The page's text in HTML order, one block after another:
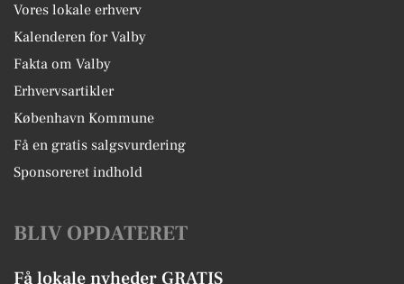
Vores lokale erhverv
Kalenderen for Valby
Fakta om Valby
Erhvervsartikler
København Kommune
Få en gratis salgsvurdering
Sponsoreret indhold
BLIV OPDATERET
Få lokale nyheder GRATIS